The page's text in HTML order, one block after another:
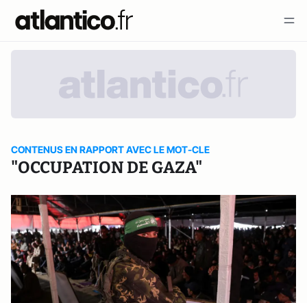
CONTENUS EN RAPPORT AVEC LE MOT-CLE
"OCCUPATION DE GAZA"